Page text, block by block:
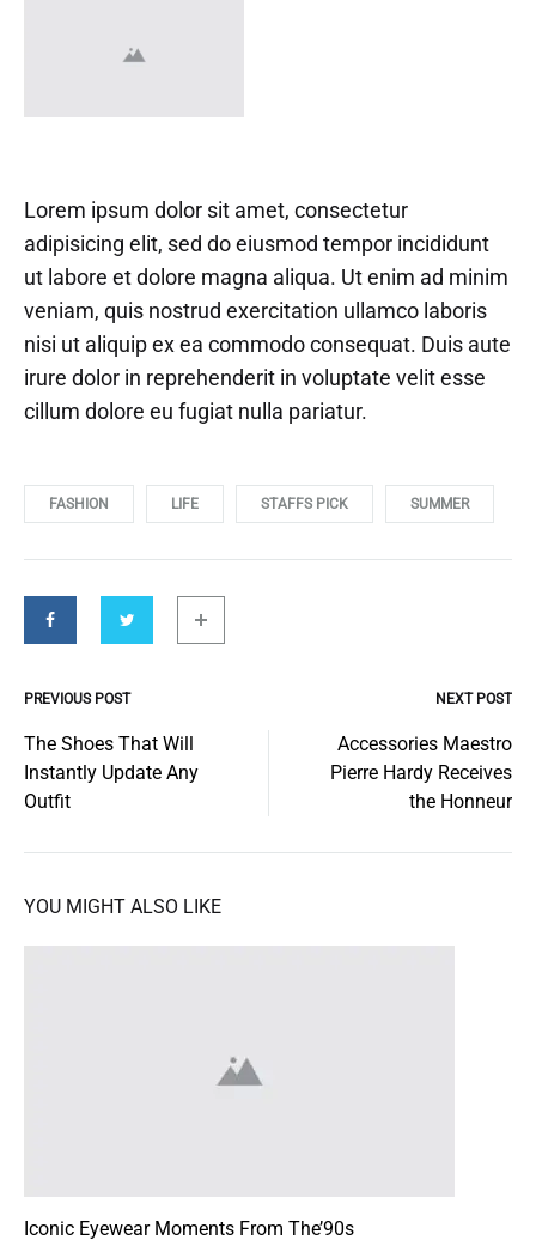
Lorem ipsum dolor sit amet, consectetur
adipisicing elit, sed do eiusmod tempor incididunt
ut labore et dolore magna aliqua. Ut enim ad minim
veniam, quis nostrud exercitation ullamco laboris
nisi ut aliquip ex ea commodo consequat. Duis aute
irure dolor in reprehenderit in voluptate velit esse
cillum dolore eu fugiat nulla pariatur.
FASHION LIFE STAFFS PICK SUMMER
Post
navigation
PREVIOUS POST NEXT POST
The Shoes That Will
Instantly Update Any
Outfit
Accessories Maestro
Pierre Hardy Receives
the Honneur
YOU MIGHT ALSO LIKE
Iconic Eyewear Moments From The’90s